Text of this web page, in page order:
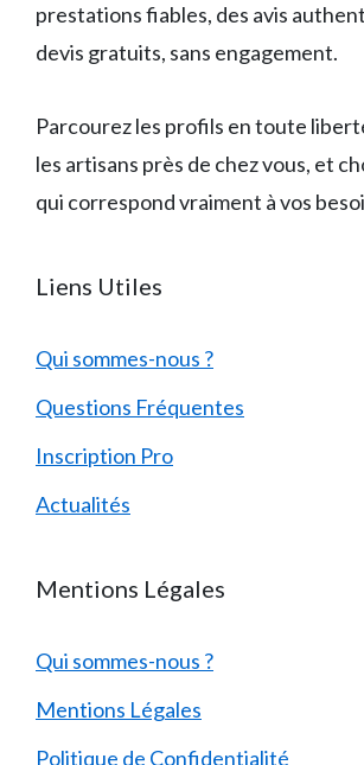
prestations fiables, des avis
devis gratuits, sans engagement.
Parcourez les profils en toute
les artisans près de chez vous, et
qui correspond vraiment à vos
Liens Utiles
Qui sommes-nous ?
Questions Fréquentes
Inscription Pro
Actualités
Mentions Légales
Qui sommes-nous ?
Mentions Légales
Politique de Confidentialité